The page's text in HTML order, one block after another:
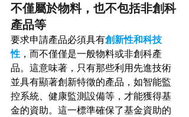
不僅屬於物料，也不包括非創科
產品等
要求申請產品必須具有創新性和科技
性 ，而不僅僅是一般物料或非創科產
品。這意味著，只有那些利用先進技術
並具有顯著創新特徵的產品，如智能監
控系統、健康監測設備等，才能獲得基
金的資助。這一標準確保了基金資助的